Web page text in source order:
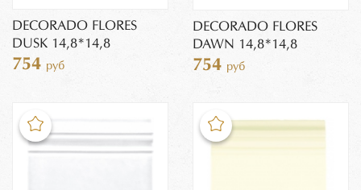
DECORADO FLORES
DUSK 14,8*14,8
754 руб
DECORADO FLORES
DAWN 14,8*14,8
754 руб